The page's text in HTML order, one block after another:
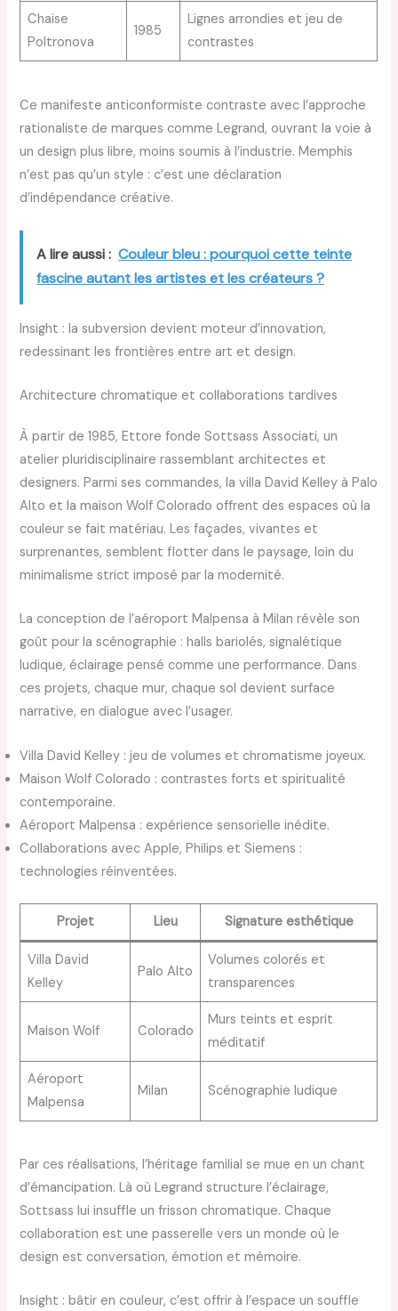
Chaise
Poltronova
1985
Lignes arrondies et jeu de
contrastes
Ce manifeste anticonformiste contraste avec l’approche
rationaliste de marques comme Legrand, ouvrant la voie à
un design plus libre, moins soumis à l’industrie. Memphis
n’est pas qu’un style : c’est une déclaration
d’indépendance créative.
A lire aussi : Couleur bleu : pourquoi cette teinte
fascine autant les artistes et les créateurs ?
Insight : la subversion devient moteur d’innovation,
redessinant les frontières entre art et design.
Architecture chromatique et collaborations tardives
À partir de 1985, Ettore fonde Sottsass Associati, un
atelier pluridisciplinaire rassemblant architectes et
designers. Parmi ses commandes, la villa David Kelley à Palo
Alto et la maison Wolf Colorado offrent des espaces où la
couleur se fait matériau. Les façades, vivantes et
surprenantes, semblent flotter dans le paysage, loin du
minimalisme strict imposé par la modernité.
La conception de l’aéroport Malpensa à Milan révèle son
goût pour la scénographie : halls bariolés, signalétique
ludique, éclairage pensé comme une performance. Dans
ces projets, chaque mur, chaque sol devient surface
narrative, en dialogue avec l’usager.
Villa David Kelley : jeu de volumes et chromatisme joyeux.
Maison Wolf Colorado : contrastes forts et spiritualité
contemporaine.
Aéroport Malpensa : expérience sensorielle inédite.
Collaborations avec Apple, Philips et Siemens :
technologies réinventées.
Projet Lieu Signature esthétique
Villa David
Kelley
Palo Alto
Volumes colorés et
transparences
Maison Wolf Colorado
Murs teints et esprit
méditatif
Aéroport
Malpensa
Milan Scénographie ludique
Par ces réalisations, l’héritage familial se mue en un chant
d’émancipation. Là où Legrand structure l’éclairage,
Sottsass lui insuffle un frisson chromatique. Chaque
collaboration est une passerelle vers un monde où le
design est conversation, émotion et mémoire.
Insight : bâtir en couleur, c’est offrir à l’espace un souffle